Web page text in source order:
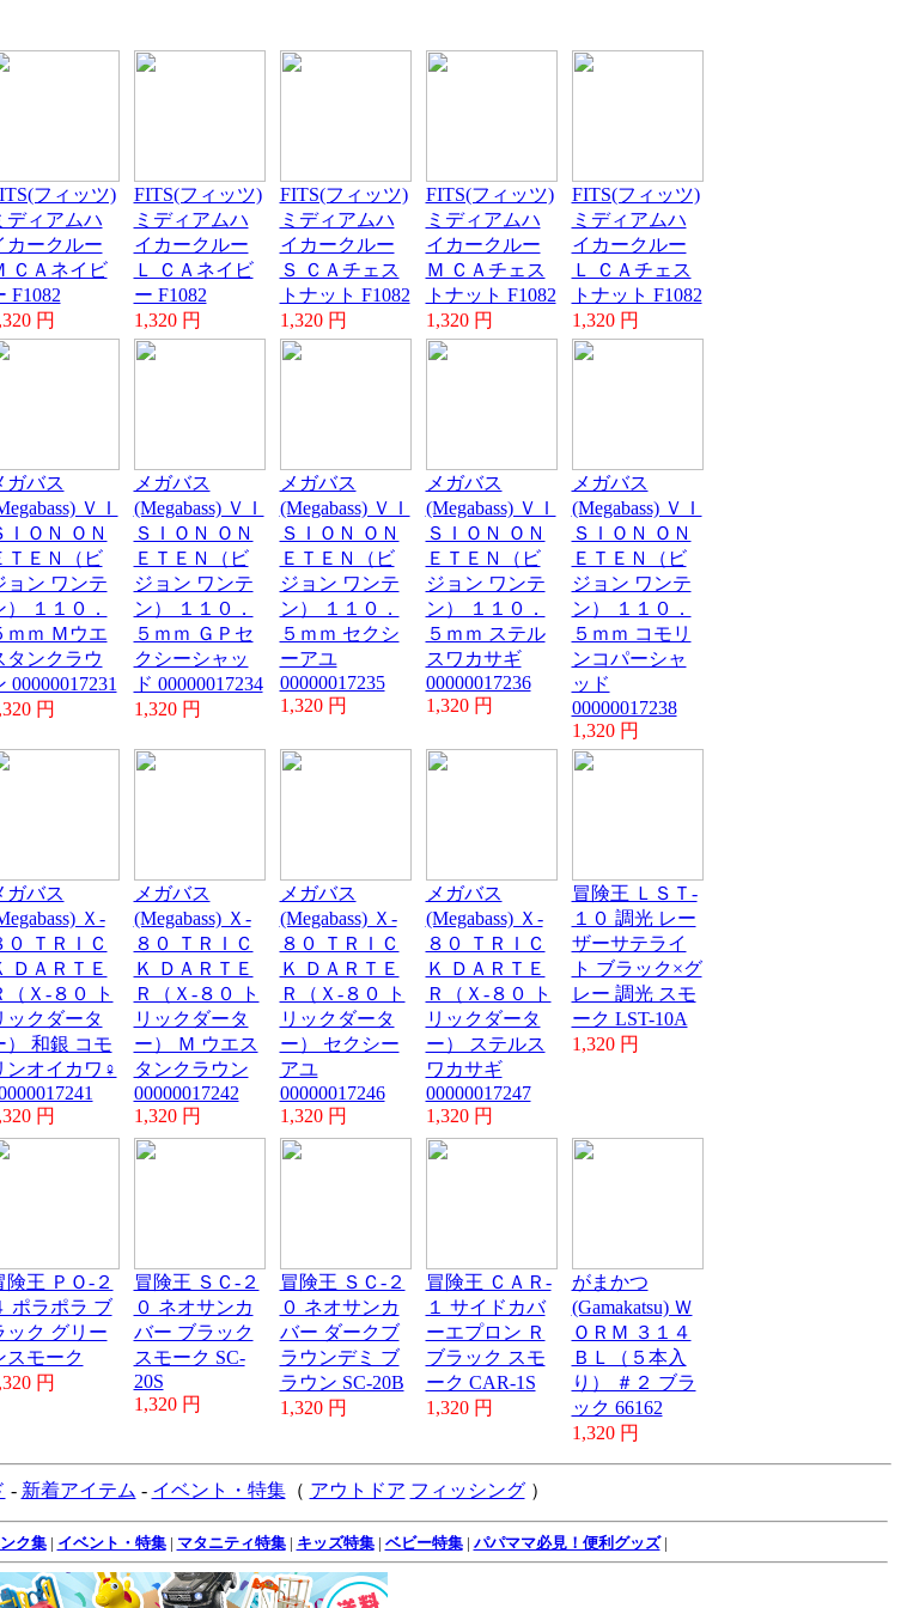
フィッツ)
ディアムハ
カークルー
ＣＡネイビ
F1082
円
FITS(フィッツ)
ミディアムハ
イカークルー
Ｌ ＣＡネイビ
ー F1082
1,320 円
FITS(フィッツ)
ミディアムハ
イカークルー
Ｓ ＣＡチェス
トナット F1082
1,320 円
FITS(フィッツ)
ミディアムハ
イカークルー
Ｍ ＣＡチェス
トナット F1082
1,320 円
FITS(フィッツ)
ミディアムハ
イカークルー
Ｌ ＣＡチェス
トナット F1082
1,320 円
ガバス
ＶＩ
ＩＯＮ ＯＮ
ＴＥＮ（ビ
ョン ワンテ
） １１０．
ｍｍ Ｍウエ
タンクラウ
00000017231
円
メガバス
(Megabass) ＶＩ
ＳＩＯＮ ＯＮ
ＥＴＥＮ（ビ
ジョン ワンテ
ン） １１０．
５ｍｍ ＧＰセ
クシーシャッ
ド 00000017234
1,320 円
メガバス
(Megabass) ＶＩ
ＳＩＯＮ ＯＮ
ＥＴＥＮ（ビ
ジョン ワンテ
ン） １１０．
５ｍｍ セクシ
ーアユ
00000017235
1,320 円
メガバス
(Megabass) ＶＩ
ＳＩＯＮ ＯＮ
ＥＴＥＮ（ビ
ジョン ワンテ
ン） １１０．
５ｍｍ ステル
スワカサギ
00000017236
1,320 円
メガバス
(Megabass) ＶＩ
ＳＩＯＮ ＯＮ
ＥＴＥＮ（ビ
ジョン ワンテ
ン） １１０．
５ｍｍ コモリ
ンコパーシャ
ッド
00000017238
1,320 円
ガバス
Ｘ-
０ ＴＲＩＣ
ＤＡＲＴＥ
（Ｘ-８０ ト
ックダータ
） 和銀 コモ
ンオイカワ♀
円
メガバス
(Megabass) Ｘ-
８０ ＴＲＩＣ
Ｋ ＤＡＲＴＥ
Ｒ（Ｘ-８０ ト
リックダータ
ー） Ｍ ウエス
タンクラウン
00000017242
1,320 円
メガバス
(Megabass) Ｘ-
８０ ＴＲＩＣ
Ｋ ＤＡＲＴＥ
Ｒ（Ｘ-８０ ト
リックダータ
ー） セクシー
アユ
00000017246
1,320 円
メガバス
(Megabass) Ｘ-
８０ ＴＲＩＣ
Ｋ ＤＡＲＴＥ
Ｒ（Ｘ-８０ ト
リックダータ
ー） ステルス
ワカサギ
00000017247
1,320 円
冒険王 ＬＳＴ-
１０ 調光 レー
ザーサテライ
ト ブラック×グ
レー 調光 スモ
ーク LST-10A
1,320 円
険王 ＰＯ-２
ポラポラ ブ
ック グリー
スモーク
円
冒険王 ＳＣ-２
０ ネオサンカ
バー ブラック
スモーク SC-
20S
1,320 円
冒険王 ＳＣ-２
０ ネオサンカ
バー ダークブ
ラウンデミ ブ
ラウン SC-20B
1,320 円
冒険王 ＣＡＲ-
１ サイドカバ
ーエプロン Ｒ
ブラック スモ
ーク CAR-1S
1,320 円
がまかつ
(Gamakatsu) Ｗ
ＯＲＭ ３１４
ＢＬ（５本入
り） ＃２ ブラ
ック 66162
1,320 円
- 新着アイテム - イベント・特集（ アウトドア フィッシング）
ク集| イベント・特集| マタニティ特集| キッズ特集| ベビー特集| パパママ必見！便利グッズ|